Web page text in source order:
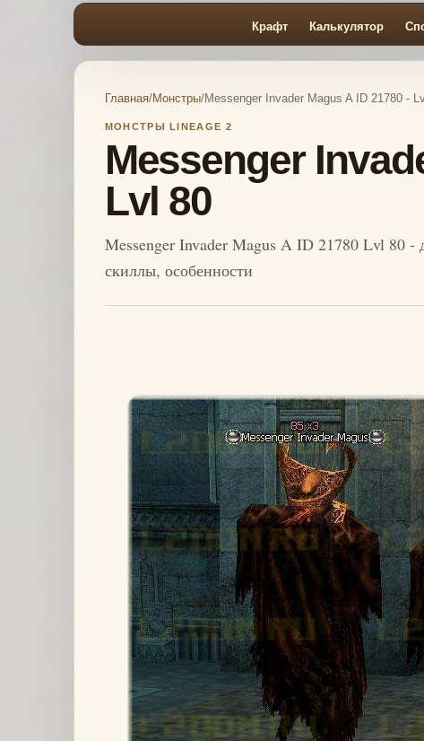
Крафт Калькулятор
Главная/Монстры/Messenger Invader Magus A ID 21780 -
МОНСТРЫ LINEAGE 2
Messenger
Lvl 80
Messenger Invader Magus A ID 21780 Lvl 80 -
скиллы, особенности